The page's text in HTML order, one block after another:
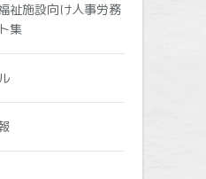
祉施設向け人事労務
集